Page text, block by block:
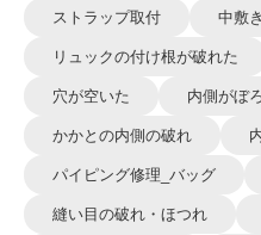
ストラップ取付 中敷
リュックの付け根が破れた
穴が空いた 内側がぼ
かかとの内側の破れ
パイピング修理_バッグ
縫い目の破れ・ほつれ